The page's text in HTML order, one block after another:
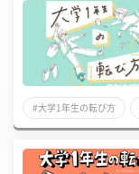
#大学1年生の転び方